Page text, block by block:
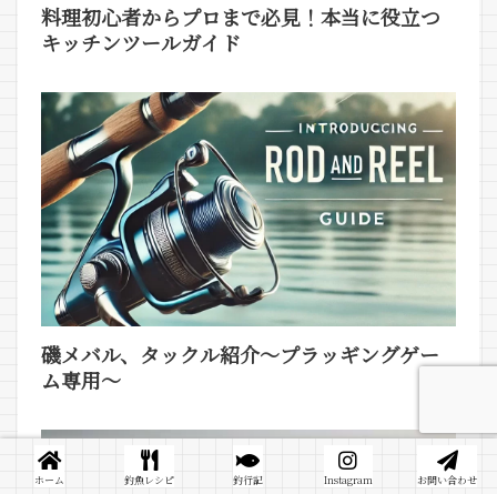
料理初心者からプロまで必見！本当に役立つ
キッチンツールガイド
磯メバル、タックル紹介～プラッギングゲー
ム専用～
ホーム 釣魚レシピ 釣行記 Instagram お問い合わせ